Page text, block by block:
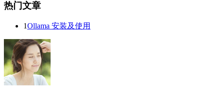
热门文章
1Ollama 安装及使用